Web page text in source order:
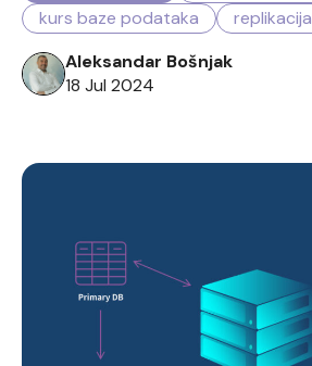
kurs baze podataka
replikacija
Aleksandar Bošnjak
18 Jul 2024